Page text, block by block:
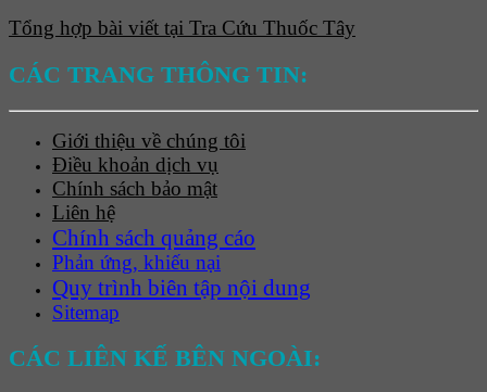
Tổng hợp bài viết tại Tra Cứu Thuốc Tây
CÁC TRANG THÔNG TIN:
Giới thiệu về chúng tôi
Điều khoản dịch vụ
Chính sách bảo mật
Liên hệ
Chính sách quảng cáo
Phản ứng, khiếu nại
Quy trình biên tập nội dung
Sitemap
CÁC LIÊN KẾ BÊN NGOÀI: